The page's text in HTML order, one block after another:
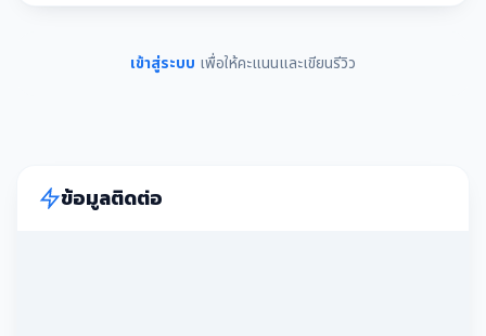
เข้าสู่ระบบ เพื่อให้คะแนนและเขียนรีวิว
ข้อมูลติดต่อ